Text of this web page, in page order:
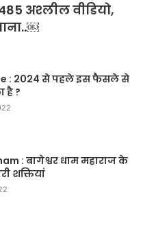
अश्लील वीडियो,
: 2024 से पहले इस फैसले से
है ?
: बागेश्वर धाम महाराज के
शक्तियां